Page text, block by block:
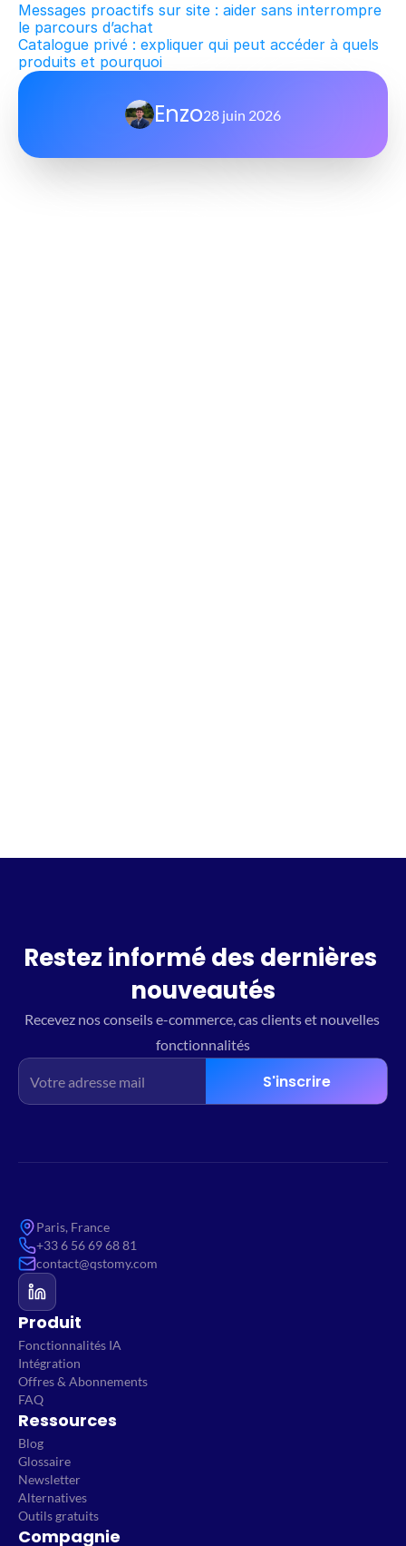
Messages proactifs sur site : aider sans interrompre
le parcours d’achat
Catalogue privé : expliquer qui peut accéder à quels
produits et pourquoi
Enzo28 juin 2026
Restez informé des dernières
nouveautés
Recevez nos conseils e-commerce, cas clients et nouvelles
fonctionnalités
S'inscrire
Paris, France
+33 6 56 69 68 81
contact@qstomy.com
Produit
Fonctionnalités IA
Intégration
Offres & Abonnements
FAQ
Ressources
Blog
Glossaire
Newsletter
Alternatives
Outils gratuits
Compagnie